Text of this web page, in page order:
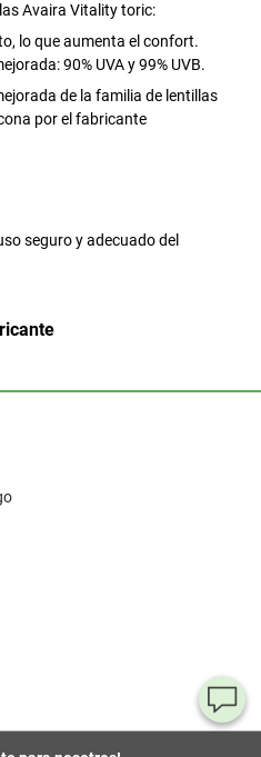
Avaira Vitality toric:
lo que aumenta el confort.
90% UVA y 99% UVB.
de la familia de lentillas
por el fabricante
seguro y adecuado del